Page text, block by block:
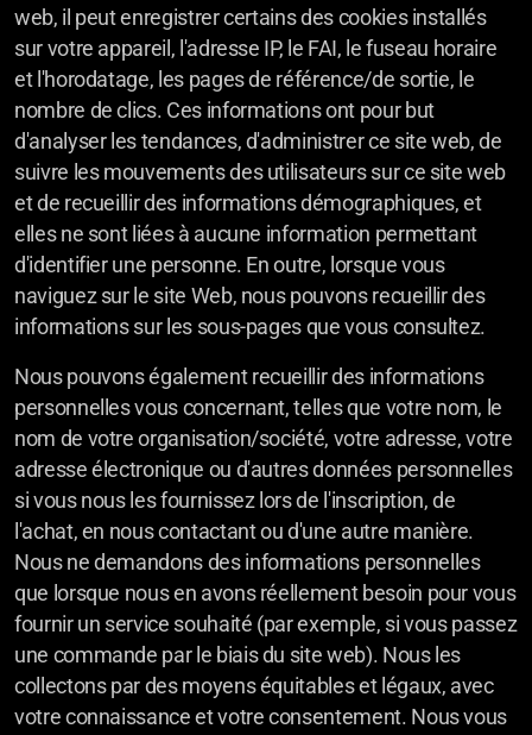
web, il peut enregistrer certains des cookies installés
sur votre appareil, l'adresse IP, le FAI, le fuseau horaire
et l'horodatage, les pages de référence/de sortie, le
nombre de clics. Ces informations ont pour but
d'analyser les tendances, d'administrer ce site web, de
suivre les mouvements des utilisateurs sur ce site web
et de recueillir des informations démographiques, et
elles ne sont liées à aucune information permettant
d'identifier une personne. En outre, lorsque vous
naviguez sur le site Web, nous pouvons recueillir des
informations sur les sous-pages que vous consultez.
Nous pouvons également recueillir des informations
personnelles vous concernant, telles que votre nom, le
nom de votre organisation/société, votre adresse, votre
adresse électronique ou d'autres données personnelles
si vous nous les fournissez lors de l'inscription, de
l'achat, en nous contactant ou d'une autre manière.
Nous ne demandons des informations personnelles
que lorsque nous en avons réellement besoin pour vous
fournir un service souhaité (par exemple, si vous passez
une commande par le biais du site web). Nous les
collectons par des moyens équitables et légaux, avec
votre connaissance et votre consentement. Nous vous